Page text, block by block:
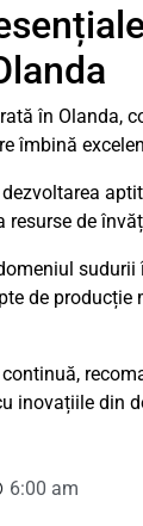
în Olanda,
îmbină
de
de
inovațiile din
6:00 am